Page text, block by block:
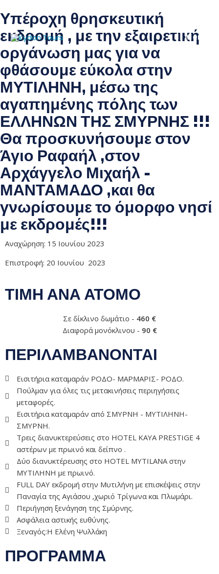
Menu
Υπέροχη θρησκευτική
εκδρομή , με την εξαιρετική
οργάνωση μας για να
φθάσουμε εύκολα στην
ΜΥΤΙΛΗΝΗ, μέσω της
αγαπημένης πόλης των
ΕΛΛΗΝΩΝ ΤΗΣ ΣΜΥΡΝΗΣ !!!
Θα προσκυνήσουμε στον
Άγιο Ραφαήλ ,στον
Αρχάγγελο Μιχαήλ -
ΜΑΝΤΑΜΑΔΟ ,και θα
γνωρίσουμε το όμορφο νησί
με εκδρομές!!!
Αναχώρηση: 15 Ιουνίου 2023
Επιστροφή: 20 Ιουνίου 2023
ΤΙΜΗ ΑΝΑ ΑΤΟΜΟ
Σε δίκλινο δωμάτιο - 460 €
Διαφορά μονόκλινου - 90 €
ΠΕΡΙΛΑΜΒΑΝΟΝΤΑΙ
Εισιτήρια καταμαράν ΡΟΔΟ- ΜΑΡΜΑΡΙΣ- ΡΟΔΟ.
Πούλμαν για όλες τις μετακινήσεις περιηγήσεις
μεταφορές.
Εισιτήρια καταμαράν από ΣΜΥΡΝΗ - ΜΥΤΙΛΗΝΗ-
ΣΜΥΡΝΗ.
Τρεις διανυκτερεύσεις στο HOTEL KAYA PRESTIGE 4
αστέρων με πρωινό και δείπνο .
Δύο διανυκτέρευσης στο HOTEL MYTILANA στην
ΜΥΤΙΛΗΝΗ με πρωινό.
FULL DAY εκδρομή στην Μυτιλήνη με επισκέψεις στην
Παναγία της Αγιάσου ,χωριό Τρίγωνα και Πλωμάρι.
Περιήγηση ξενάγηση της Σμύρνης.
Ασφάλεια αστικής ευθύνης.
Ξεναγός:Η Ελένη Ψυλλάκη
ΠΡΟΓΡΑΜΜΑ